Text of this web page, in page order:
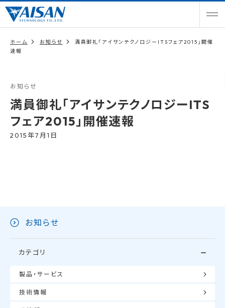
ホーム お知らせ
満員御礼「アイサンテクノロジーITSフェア2015」開催
速報
お知らせ
満員御礼「アイサンテクノロジーITS
フェア2015」開催速報
2015年7月1日
お知らせ
カテゴリ
製品・サービス
技術情報